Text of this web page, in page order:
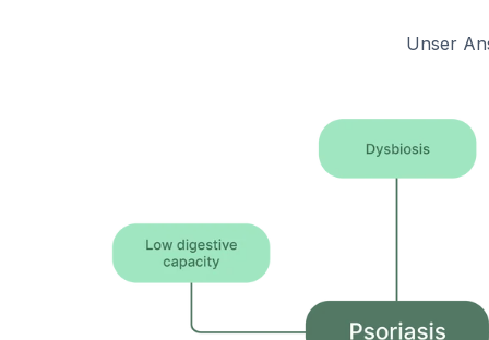
Unser